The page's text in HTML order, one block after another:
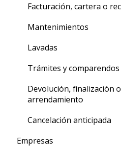
Facturación, cartera o
Mantenimientos
Lavadas
Trámites y comparendos
Devolución, finalización
arrendamiento
Cancelación anticipada
Empresas